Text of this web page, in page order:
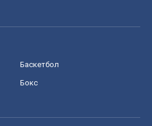
Баскетбол
Бокс